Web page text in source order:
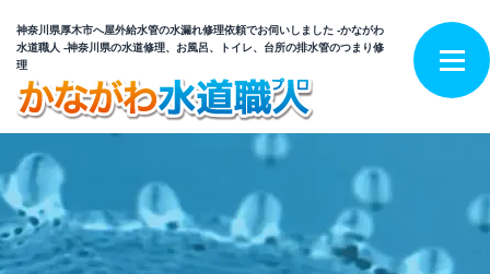
神奈川県厚木市へ屋外給水管の水漏れ修理依頼でお伺いしました -かながわ
水道職人 -神奈川県の水道修理、お風呂、トイレ、台所の排水管のつまり修
理